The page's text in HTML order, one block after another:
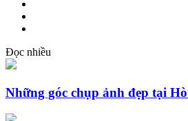
Đọc nhiều
Những góc chụp ảnh đẹp tại